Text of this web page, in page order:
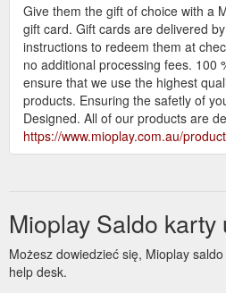
Give them the gift of choice with a
gift card. Gift cards are delivered
instructions to redeem them at
no additional processing fees. 100
ensure that we use the highest
products. Ensuring the safetly of
Designed. All of our products are
https://www.mioplay.com.au/
Mioplay Saldo karty
Możesz dowiedzieć się, Mioplay
help desk.